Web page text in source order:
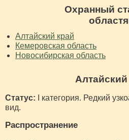
Охранный
Алтайский край
Кемеровская область
Новосибирская область
Алтайский
Статус: I категория. Редкий
вид.
Распространение